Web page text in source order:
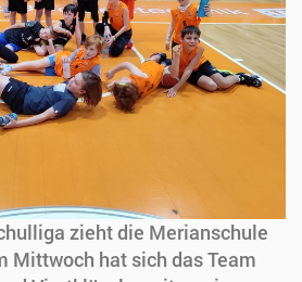
zieht die Merianschule
Mittwoch hat sich das Team